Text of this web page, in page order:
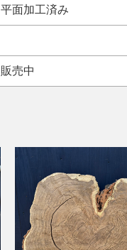
平面加工済み
販売中